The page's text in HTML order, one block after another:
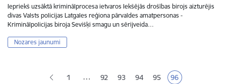
Iepriekš uzsāktā kriminālprocesa ietvaros Iekšējās drošības birojs aizturējis
divas Valsts policijas Latgales reģiona pārvaldes amatpersonas -
Kriminālpolicijas biroja Sevišķi smagu un sērijveida…
Nozares jaunumi
1 … Lapa
92 Lapa
93 Lapa
94 Lapa
95 Pašreizējā lapa
96